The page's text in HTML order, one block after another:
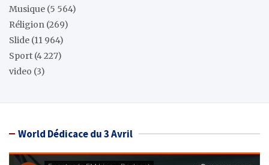
Musique (5 564)
Réligion (269)
Slide (11 964)
Sport (4 227)
video (3)
World Dédicace du 3 Avril